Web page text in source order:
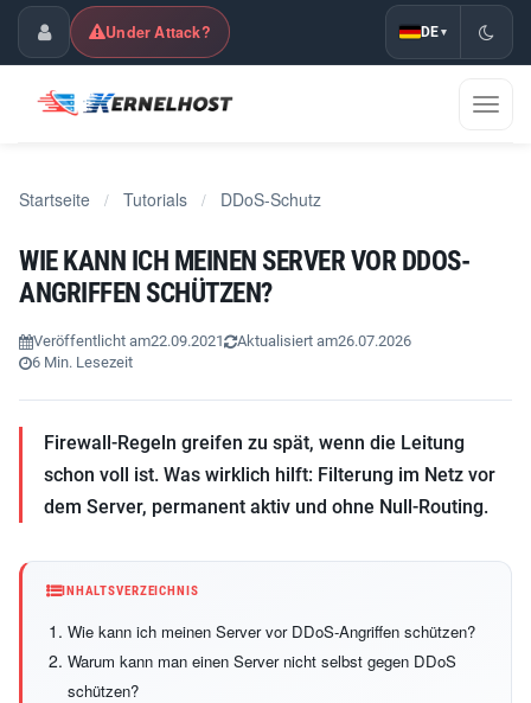
KundencenterUnder Attack? DE ▾
Startseite / Tutorials / DDoS-Schutz
WIE KANN ICH MEINEN SERVER VOR DDOS-
ANGRIFFEN SCHÜTZEN?
Veröffentlicht am22.09.2021 Aktualisiert am26.07.2026
6 Min. Lesezeit
Firewall-Regeln greifen zu spät, wenn die Leitung
schon voll ist. Was wirklich hilft: Filterung im Netz vor
dem Server, permanent aktiv und ohne Null-Routing.
INHALTSVERZEICHNIS
Wie kann ich meinen Server vor DDoS-Angriffen schützen?
Warum kann man einen Server nicht selbst gegen DDoS
schützen?